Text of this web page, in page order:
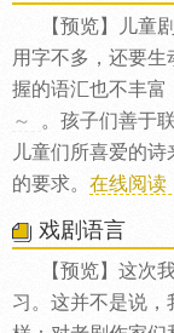
【预览】儿童
用字不多，还要
握的语汇也不丰富
～
。孩子们善于
儿童们所喜爱的
的要求。 在线阅读
戏剧语言
【预览】这次
习。这并不是说